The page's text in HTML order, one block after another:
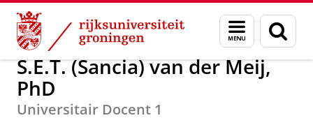
Skip
Content
Skip
Navigation
Menu
en
zoeken
Over ons S.E.T. (Sancia) van der Meij, PhD
S.E.T. (Sancia) van der Meij,
PhD
Universitair Docent 1